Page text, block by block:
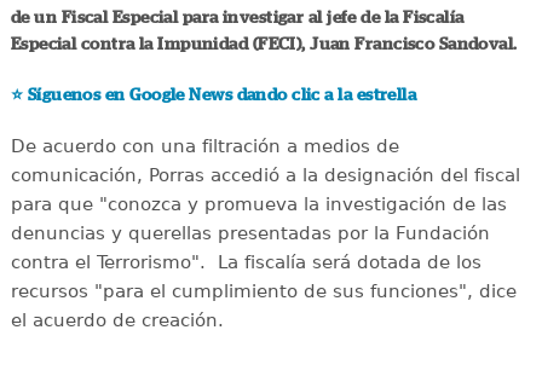
de un Fiscal Especial para investigar al jefe de la Fiscalía
Especial contra la Impunidad (FECI), Juan Francisco Sandoval.
⭐️ Síguenos en Google News dando clic a la estrella
De acuerdo con una filtración a medios de
comunicación, Porras accedió a la designación del fiscal
para que "conozca y promueva la investigación de las
denuncias y querellas presentadas por la Fundación
contra el Terrorismo". La fiscalía será dotada de los
recursos "para el cumplimiento de sus funciones", dice
el acuerdo de creación.